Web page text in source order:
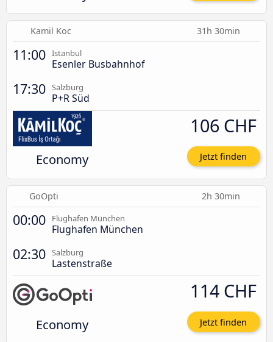
Kamil Koc 31h 30min
11:00 Istanbul
Esenler Busbahnhof
17:30 Salzburg
P+R Süd
Economy
106 CHF
Jetzt finden
GoOpti 2h 30min
00:00 Flughafen München
Flughafen München
02:30 Salzburg
Lastenstraße
Economy
114 CHF
Jetzt finden